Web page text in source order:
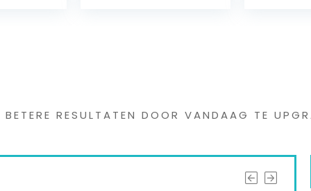
RESULTATEN DOOR VANDAAG TE